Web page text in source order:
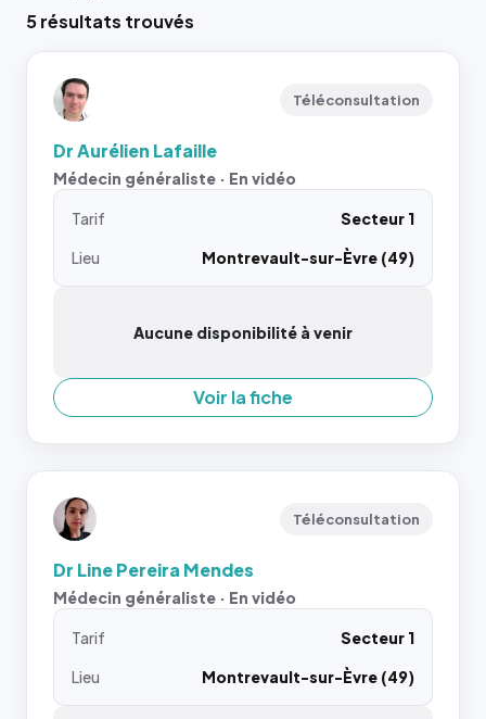
5 résultats trouvés
Téléconsultation
Dr Aurélien Lafaille
Médecin généraliste · En vidéo
Tarif
Secteur 1
Lieu
Montrevault-sur-Èvre (49)
Aucune disponibilité à venir
Voir la fiche
Téléconsultation
Dr Line Pereira Mendes
Médecin généraliste · En vidéo
Tarif
Secteur 1
Lieu
Montrevault-sur-Èvre (49)